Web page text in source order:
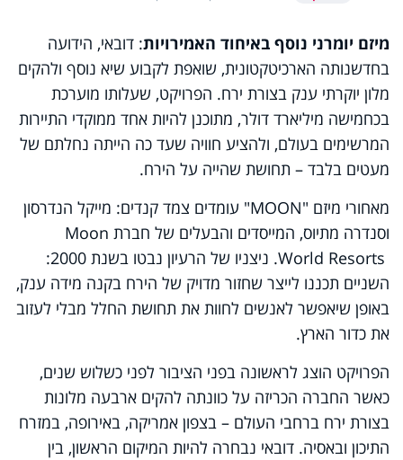
מיזם יומרני נוסף באיחוד האמירויות: דובאי, הידועה
בחדשנותה הארכיטקטונית, שואפת לקבוע שיא נוסף ולהקים
מלון יוקרתי ענק בצורת ירח. הפרויקט, שעלותו מוערכת
בכחמישה מיליארד דולר, מתוכנן להיות אחד ממוקדי התיירות
המרשימים בעולם, ולהציע חוויה שעד כה הייתה נחלתם של
מעטים בלבד – תחושת שהייה על הירח.
מאחורי מיזם "MOON" עומדים צמד קנדים: מייקל הנדרסון
וסנדרה מתיוס, המייסדים והבעלים של חברת Moon
World Resorts
. ניצניו של הרעיון נבטו בשנת 2000:
השניים תכננו לייצר שחזור מדויק של הירח בקנה מידה ענק,
באופן שיאפשר לאנשים לחוות את תחושת החלל מבלי לעזוב
את כדור הארץ.
הפרויקט הוצג לראשונה בפני הציבור לפני כשלוש שנים,
כאשר החברה הכריזה על כוונתה להקים ארבעה מלונות
בצורת ירח ברחבי העולם – בצפון אמריקה, באירופה, במזרח
התיכון ובאסיה. דובאי נבחרה להיות המיקום הראשון, בין